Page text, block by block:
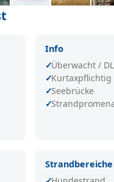
Info
Überwacht /
Kurtaxpflichtig
Seebrücke
Strandbereiche